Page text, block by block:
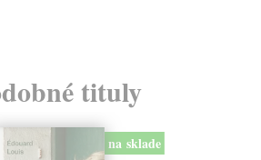
tituly
na sklade